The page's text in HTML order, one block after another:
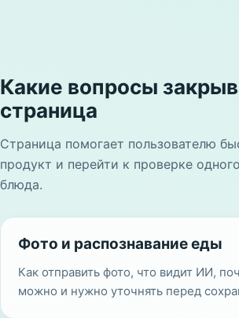
Какие вопросы
страница
Страница помогает пользователю
продукт и перейти к проверке
блюда.
Фото и распознавание еды
Как отправить фото, что видит ИИ,
можно и нужно уточнять перед